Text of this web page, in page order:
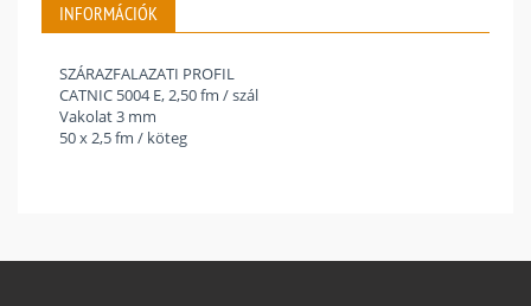
INFORMÁCIÓK
SZÁRAZFALAZATI PROFIL
CATNIC 5004 E, 2,50 fm / szál
Vakolat 3 mm
50 x 2,5 fm / köteg